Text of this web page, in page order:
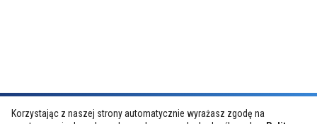
Korzystając z naszej strony automatycznie wyrażasz zgodę na